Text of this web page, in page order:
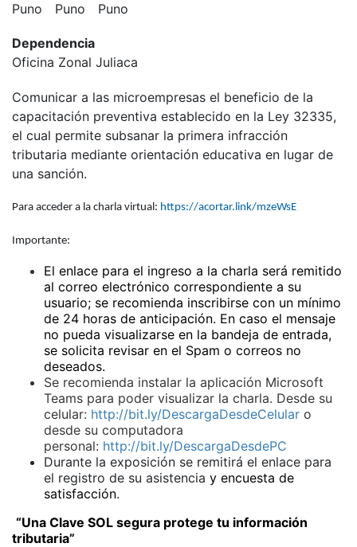
Puno
Puno Puno
Dependencia
Oficina Zonal Juliaca
Comunicar a las microempresas el beneficio de la
capacitación preventiva establecido en la Ley 32335,
el cual permite subsanar la primera infracción
tributaria mediante orientación educativa en lugar de
una sanción.
Para acceder a la charla virtual: https://acortar.link/mzeWsE
Importante:
El enlace para el ingreso a la charla será remitido
al correo electrónico correspondiente a su
usuario; se recomienda inscribirse con un mínimo
de 24 horas de anticipación. En caso el mensaje
no pueda visualizarse en la bandeja de entrada,
se solicita revisar en el Spam o correos no
deseados.
Se recomienda instalar la aplicación Microsoft
Teams para poder visualizar la charla. Desde su
celular: http://bit.ly/DescargaDesdeCelular o
desde su computadora
personal: http://bit.ly/DescargaDesdePC
Durante la exposición se remitirá el enlace para
el registro de su asistencia y encuesta de
satisfacción.
“Una Clave SOL segura protege tu información
tributaria”